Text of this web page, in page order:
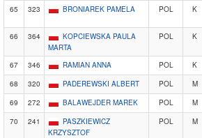
65
323 BRONIAREK PAMELA POL K
66 364
KOPCIEWSKA PAULA
MARTA
POL K
67 346 RAMIAN ANNA POL K
68
320 PADEREWSKI ALBERT POL M
69
272 BALAWEJDER MAREK POL M
70
241
PASZKIEWICZ
KRZYSZTOF
POL M